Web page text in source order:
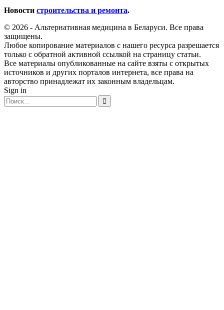
Новости строительства и ремонта.
© 2026 - Альтернативная медицина в Беларуси. Все права
защищены.
Любое копирование материалов с нашего ресурса разрешается
только с обратной активной ссылкой на страницу статьи.
Все материалы опубликованные на сайте взяты с открытых
источников и других порталов интернета, все права на
авторство принадлежат их законным владельцам.
Sign in